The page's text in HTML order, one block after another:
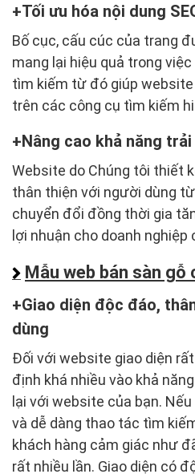
Tối ưu hóa nội dung
Bố cục, cấu cúc của trang
mang lại hiệu quả trong
tìm kiếm từ đó giúp
trên các công cụ tìm kiếm
Nâng cao khả năng
Website do Chúng tôi thiết
thân thiện với người dùng
chuyển đổi đồng thời gia
lợi nhuận cho doanh nghiệp
Mẫu web bán sàn gỗ
Giao diện độc đáo,
dùng
Đối với website giao diện
định khá nhiều vào khả
lại với website của bạn.
và dễ dàng thao tác tìm
khách hàng cảm giác như
rất nhiều lần. Giao diện có